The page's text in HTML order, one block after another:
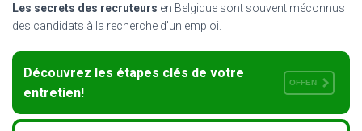
A
A
T
O
Les secrets des recruteurs en Belgique sont souvent méconnus
des candidats à la recherche d’un emploi.
Découvrez les étapes clés de votre
entretien!
OFFEN